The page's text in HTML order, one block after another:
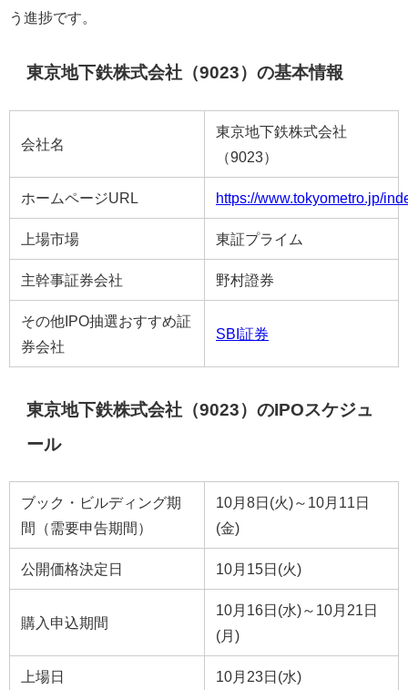
う進捗です。
東京地下鉄株式会社（9023）の基本情報
会社名
東京地下鉄株式会社
（9023）
ホームページURL https://www.tokyometro.jp/
上場市場 東証プライム
主幹事証券会社 野村證券
その他IPO抽選おすすめ証
券会社
SBI証券
東京地下鉄株式会社（9023）のIPOスケジュ
ール
ブック・ビルディング期
間（需要申告期間）
10月8日(火)～10月11日
(金)
公開価格決定日 10月15日(火)
購入申込期間
10月16日(水)～10月21日
(月)
上場日 10月23日(水)